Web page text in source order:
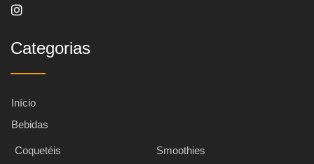
Categorias
Início
Bebidas
Coquetéis
Smoothies